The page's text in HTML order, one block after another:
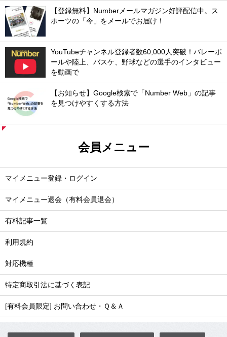
【登録無料】Numberメールマガジン好評配信中。ス
ポーツの「今」をメールでお届け！
YouTubeチャンネル登録者数60,000人突破！バレーボ
ールや陸上、バスケ、野球などの選手のインタビュー
を動画で
【お知らせ】Google検索で「Number Web」の記事
を見つけやすくする方法
会員メニュー
マイメニュー登録・ログイン
マイメニュー退会（有料会員退会）
有料記事一覧
利用規約
対応機種
特定商取引法に基づく表記
[有料会員限定] お問い合わせ・Ｑ＆Ａ